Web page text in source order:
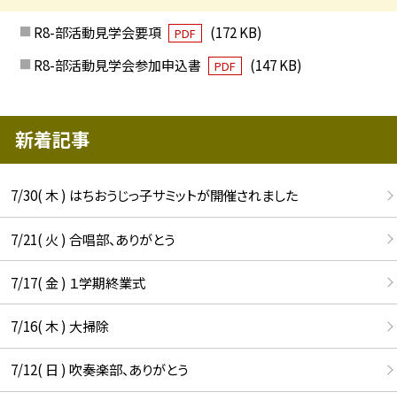
R8-部活動見学会要項 PDF
(172 KB)
R8-部活動見学会参加申込書
PDF (147 KB)
新着記事
7/30( 木 ) はちおうじっ子サミットが開催されました
7/21( 火 ) 合唱部、ありがとう
7/17( 金 ) １学期終業式
7/16( 木 ) 大掃除
7/12( 日 ) 吹奏楽部、ありがとう